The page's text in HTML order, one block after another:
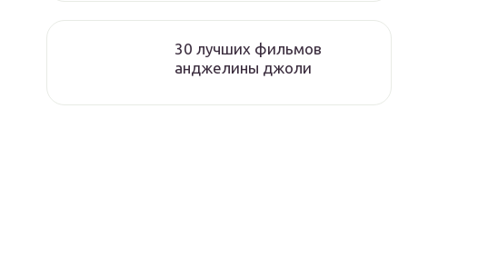
30 лучших фильмов
анджелины джоли